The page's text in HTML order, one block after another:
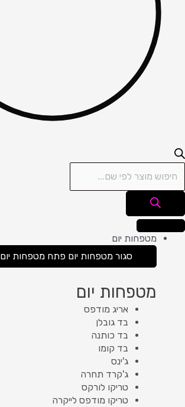
מטפחות יום
סגור מטפחות יום פתח מטפחות יום
מטפחות יום
אריג מודפס
בד גובלן
בד כותנה
בד קומו
ג'ינס
ג'קרד תחרה
טריקו לורקס
טריקו מודפס לייקרה